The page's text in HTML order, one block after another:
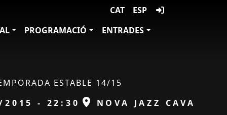
CAT
ESP
PROGRAMACIÓ
ENTRADES
ESTABLE 14/15
2015 - 22:30 ESPAI
NOVA JAZZ CAVA